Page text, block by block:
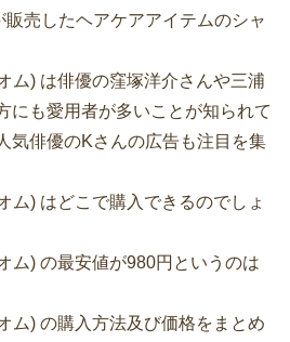
販売したヘアケアアイテムのシャ
ム) は俳優の窪塚洋介さんや三浦
にも愛用者が多いことが知られて
気俳優のKさんの広告も注目を集
ム) はどこで購入できるのでしょ
ム) の最安値が980円というのは
ム) の購入方法及び価格をまとめ